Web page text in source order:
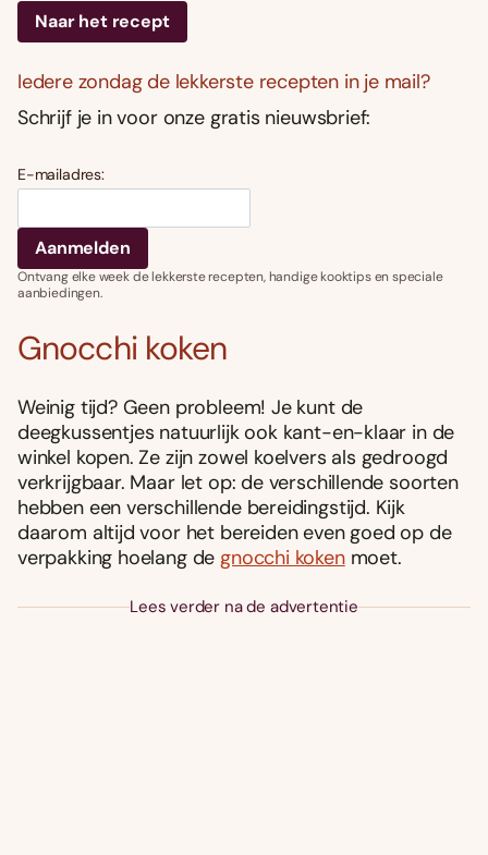
Naar het recept
Iedere zondag de lekkerste recepten in je mail?
Schrijf je in voor onze gratis nieuwsbrief:
E-mailadres:
Ontvang elke week de lekkerste recepten, handige kooktips en speciale
aanbiedingen.
Gnocchi koken
Weinig tijd? Geen probleem! Je kunt de
deegkussentjes natuurlijk ook kant-en-klaar in de
winkel kopen. Ze zijn zowel koelvers als gedroogd
verkrijgbaar. Maar let op: de verschillende soorten
hebben een verschillende bereidingstijd. Kijk
daarom altijd voor het bereiden even goed op de
verpakking hoelang de gnocchi kokenmoet.
Lees verder na de advertentie